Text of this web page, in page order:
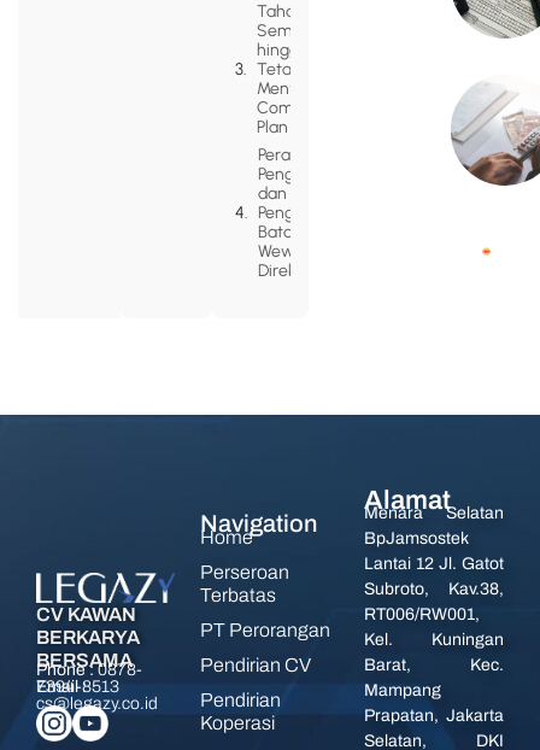
Tahap PKPU
Sementara
hingga
Tetap:
Menyusun
Composition
Plan
Peran
Pengurus
dan Hakim
Pengawas:
Batasan
Wewenang
Direksi
CV KAWAN
BERKARYA
BERSAMA
Phone :0878-
7394-8513
Email :
cs@legazy.co.id
Navigation
Home
Perseroan
Terbatas
PT Perorangan
Pendirian CV
Pendirian
Koperasi
Alamat
Menara Selatan
BpJamsostek
Lantai 12 Jl. Gatot
Subroto, Kav.38,
RT006/RW001,
Kel. Kuningan
Barat, Kec.
Mampang
Prapatan, Jakarta
Selatan, DKI